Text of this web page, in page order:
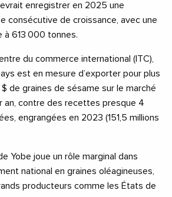
enregistrer en 2025 une
consécutive de croissance, avec une
à 613 000 tonnes.
du commerce international (ITC),
est en mesure d’exporter pour plus
de graines de sésame sur le marché
an, contre des recettes presque 4
engrangées en 2023 (151,5 millions
Yobe joue un rôle marginal dans
national en graines oléagineuses,
producteurs comme les États de